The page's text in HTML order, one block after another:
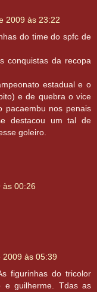
2009 às 23:22
do time do spfc de
conquistas da recopa
estadual e o
e de quebra o vice
pacaembu nos penais
destacou um tal de
goleiro.
às 00:26
2009 às 05:39
figurinhas do tricolor
e guilherme. Tdas as